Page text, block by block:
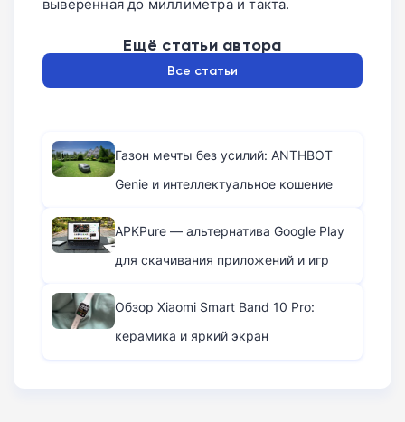
выверенная до миллиметра и такта.
Ещё статьи автора
Все статьи
Газон мечты без усилий: ANTHBOT
Genie и интеллектуальное кошение
APKPure — альтернатива Google Play
для скачивания приложений и игр
Обзор Xiaomi Smart Band 10 Pro:
керамика и яркий экран